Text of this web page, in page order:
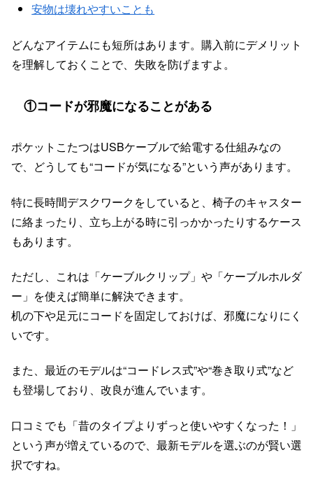
安物は壊れやすいことも
どんなアイテムにも短所はあります。購入前にデメリット
を理解しておくことで、失敗を防げますよ。
①コードが邪魔になることがある
ポケットこたつはUSBケーブルで給電する仕組みなの
で、どうしても“コードが気になる”という声があります。
特に長時間デスクワークをしていると、椅子のキャスター
に絡まったり、立ち上がる時に引っかかったりするケース
もあります。
ただし、これは「ケーブルクリップ」や「ケーブルホルダ
ー」を使えば簡単に解決できます。
机の下や足元にコードを固定しておけば、邪魔になりにく
いです。
また、最近のモデルは“コードレス式”や“巻き取り式”など
も登場しており、改良が進んでいます。
口コミでも「昔のタイプよりずっと使いやすくなった！」
という声が増えているので、最新モデルを選ぶのが賢い選
択ですね。